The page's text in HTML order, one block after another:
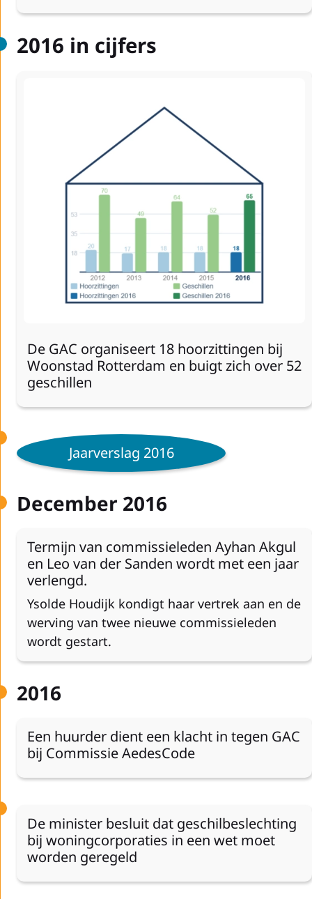
2016 in cijfers
De GAC organiseert 18 hoorzittingen bij
Woonstad Rotterdam en buigt zich over 52
geschillen
Jaarverslag 2016
December 2016
Termijn van commissieleden Ayhan Akgul
en Leo van der Sanden wordt met een jaar
verlengd.
Ysolde Houdijk kondigt haar vertrek aan en de
werving van twee nieuwe commissieleden
wordt gestart.
2016
Een huurder dient een klacht in tegen GAC
bij Commissie AedesCode
De minister besluit dat geschilbeslechting
bij woningcorporaties in een wet moet
worden geregeld